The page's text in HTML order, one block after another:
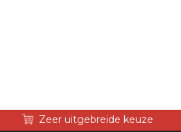
Zeer uitgebreide keuze